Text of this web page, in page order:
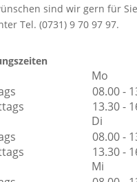
sind wir gern für
Tel. (0731) 9 70 97 97.
Mo
08.00 -
13.30 -
Di
08.00 -
13.30 -
Mi